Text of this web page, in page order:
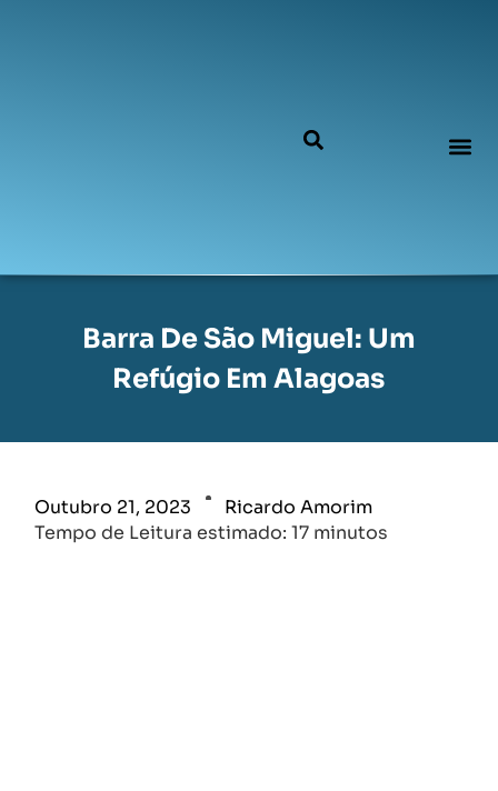
Barra De São Miguel: Um
Refúgio Em Alagoas
Outubro 21, 2023
Ricardo Amorim
Tempo de Leitura estimado: 17 minutos